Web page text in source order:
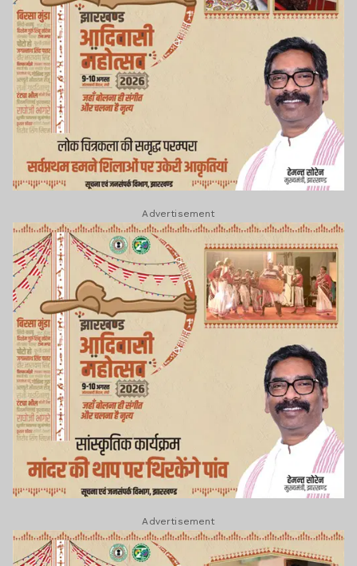
Advertisement
Advertisement